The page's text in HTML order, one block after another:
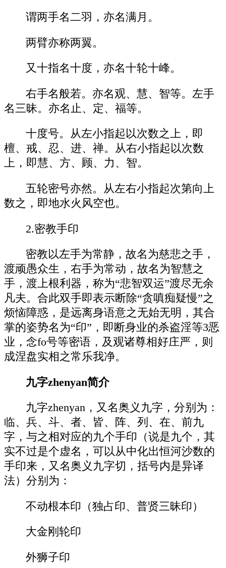
谓两手名二羽，亦名满月。
两臂亦称两翼。
又十指名十度，亦名十轮十峰。
右手名般若。亦名观、慧、智等。左手
名三昧。亦名止、定、福等。
十度号。从左小指起以次数之上，即
檀、戒、忍、进、禅。从右小指起以次数
上，即慧、方、顾、力、智。
五轮密号亦然。从左右小指起次第向上
数之，即地水火风空也。
2.密教手印
密教以左手为常静，故名为慈悲之手，
渡顽愚众生，右手为常动，故名为智慧之
手，渡上根利器，称为“悲智双运”渡尽无余
凡夫。合此双手即表示断除“贪嗔痴疑慢”之
烦恼障惑，是远离身语意之无始无明，其合
掌的姿势名为“印”，即断身业的杀盗淫等3恶
业，念fo号等密语，及观诸尊相好庄严，则
成涅盘实相之常乐我净。
九字zhenyan简介
九字zhenyan，又名奥义九字，分别为：
临、兵、斗、者、皆、阵、列、在、前九
字，与之相对应的九个手印（说是九个，其
实不过是个虚名，可以从中化出恒河沙数的
手印来，又名奥义九字切，括号内是异译
法）分别为：
不动根本印（独占印、普贤三昧印）
大金刚轮印
外狮子印